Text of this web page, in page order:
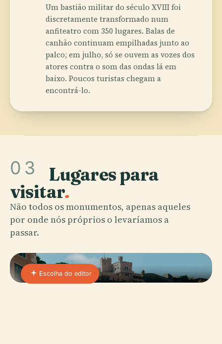
Um bastião militar do século XVIII foi
discretamente transformado num
anfiteatro com 350 lugares. Balas de
canhão continuam empilhadas junto ao
palco; em julho, só se ouvem as vozes dos
atores contra o som das ondas lá em
baixo. Poucos turistas chegam a
encontrá-lo.
03 Lugares para
visitar.
Não todos os monumentos, apenas aqueles
por onde nós próprios o levaríamos a
passar.
Escolha do editor